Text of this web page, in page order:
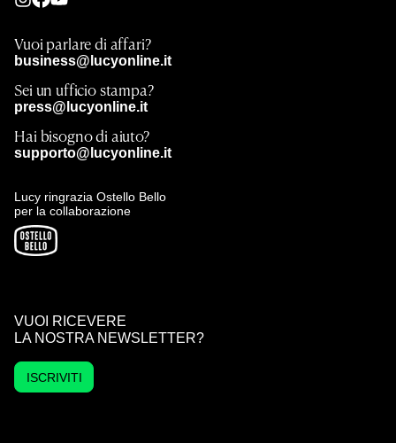
Vuoi parlare di affari?
business@lucyonline.it
Sei un ufficio stampa?
press@lucyonline.it
Hai bisogno di aiuto?
supporto@lucyonline.it
Lucy ringrazia Ostello Bello
per la collaborazione
VUOI RICEVERE
LA NOSTRA NEWSLETTER?
ISCRIVITI